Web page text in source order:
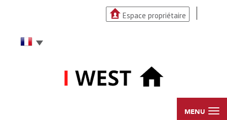
Espace propriétaire
MENU